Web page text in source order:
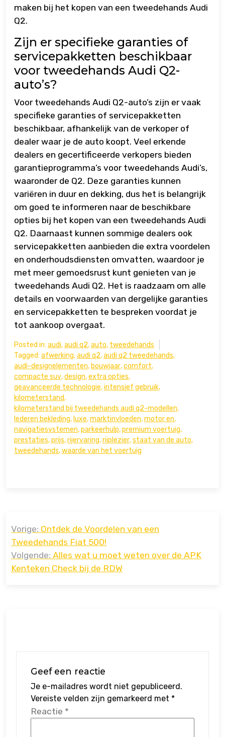
maken bij het kopen van een tweedehands Audi
Q2.
Zijn er specifieke garanties of
servicepakketten beschikbaar
voor tweedehands Audi Q2-
auto’s?
Voor tweedehands Audi Q2-auto’s zijn er vaak
specifieke garanties of servicepakketten
beschikbaar, afhankelijk van de verkoper of
dealer waar je de auto koopt. Veel erkende
dealers en gecertificeerde verkopers bieden
garantieprogramma’s voor tweedehands Audi’s,
waaronder de Q2. Deze garanties kunnen
variëren in duur en dekking, dus het is belangrijk
om goed te informeren naar de beschikbare
opties bij het kopen van een tweedehands Audi
Q2. Daarnaast kunnen sommige dealers ook
servicepakketten aanbieden die extra voordelen
en onderhoudsdiensten omvatten, waardoor je
met meer gemoedsrust kunt genieten van je
tweedehands Audi Q2. Het is raadzaam om alle
details en voorwaarden van dergelijke garanties
en servicepakketten te bespreken voordat je
tot aankoop overgaat.
Posted in: audi,audi q2,auto, tweedehands
Tagged: afwerking,audi q2,audi q2 tweedehands,
audi-designelementen, bouwjaar,comfort,
compacte suv,design,extra opties,
geavanceerde technologie,intensief gebruik,
kilometerstand,
kilometerstand bij tweedehands audi q2-modellen,
lederen bekleding, luxe,marktinvloeden,motor en,
navigatiesystemen,parkeerhulp,premium voertuig,
prestaties,prijs,rijervaring,rijplezier,staat van de auto,
tweedehands,waarde van het voertuig
navigatie
Vorige: Ontdek de Voordelen van een
Tweedehands Fiat 500!
Volgende: Alles wat u moet weten over de APK
Kenteken Check bij de RDW
Geef een reactie
Je e-mailadres wordt niet gepubliceerd.
Vereiste velden zijn gemarkeerd met *
Reactie *